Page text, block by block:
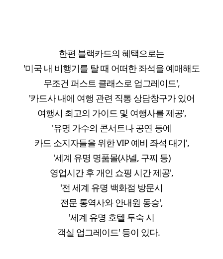
한편 블랙카드의 혜택으로는
'미국 내 비행기를 탈 때 어떠한 좌석을 예매해도
무조건 퍼스트 클래스로 업그레이드',
'카드사 내에 여행 관련 직통 상담창구가 있어
여행시 최고의 가이드 및 여행사를 제공',
'유명 가수의 콘서트나 공연 등에
카드 소지자들을 위한 VIP 예비 좌석 대기',
'세계 유명 명품몰(샤넬, 구찌 등)
영업시간 후 개인 쇼핑 시간 제공',
'전 세계 유명 백화점 방문시
전문 통역사와 안내원 동승',
'세계 유명 호텔 투숙 시
객실 업그레이드' 등이 있다.